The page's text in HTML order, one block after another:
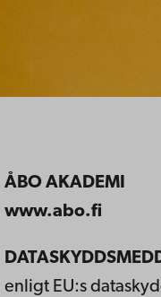
ÅBO AKADEMI
www.abo.fi
enligt EU:s